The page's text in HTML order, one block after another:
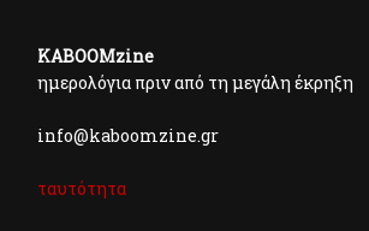
KABOOMzine
ημερολόγια πριν από τη μεγάλη έκρηξη
info@kaboomzine.gr
ταυτότητα